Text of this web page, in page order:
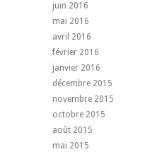
juin 2016
mai 2016
avril 2016
février 2016
janvier 2016
décembre 2015
novembre 2015
octobre 2015
août 2015
mai 2015